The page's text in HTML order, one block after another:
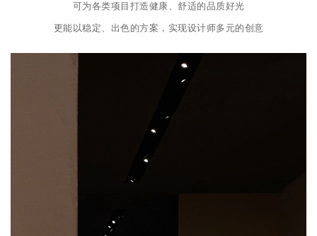
可为各类项目打造健康、舒适的品质好光
更能以稳定、出色的方案，实现设计师多元的创意